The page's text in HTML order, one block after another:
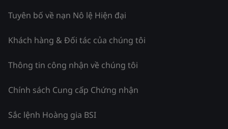
Tuyên bố về nạn Nô lệ Hiện đại
Khách hàng & Đối tác của chúng tôi
Thông tin công nhận về chúng tôi
Chính sách Cung cấp Chứng nhận
Sắc lệnh Hoàng gia BSI